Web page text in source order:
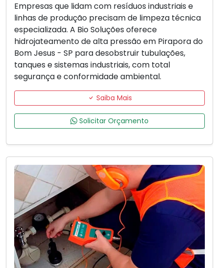
Empresas que lidam com resíduos industriais e
linhas de produção precisam de limpeza técnica
especializada. A Bio Soluções oferece
hidrojateamento de alta pressão em Pirapora do
Bom Jesus - SP para desobstruir tubulações,
tanques e sistemas industriais, com total
segurança e conformidade ambiental.
Saiba Mais
Solicitar Orçamento